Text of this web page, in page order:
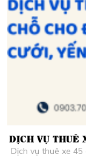
DỊCH VỤ THUÊ
Dịch vụ thuê xe